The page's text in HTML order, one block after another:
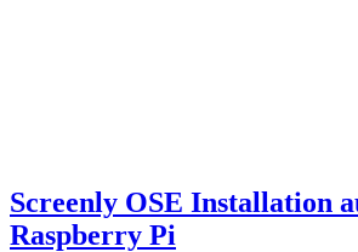
Screenly OSE Installation
Raspberry Pi